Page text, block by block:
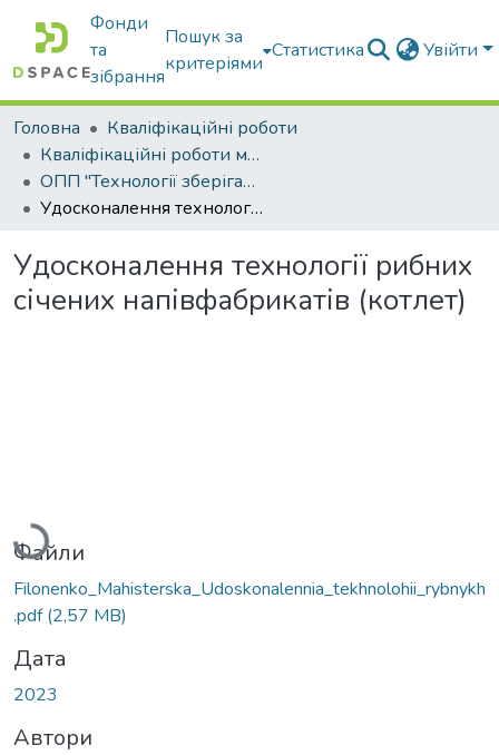
Фонди
та
зібрання
Пошук за
критеріями
Статистика Увійти
Головна
Кваліфікаційні роботи
Кваліфікаційні роботи магістрів
ОПП "Технології зберігання та переробки водних біоресурсів"
Удосконалення технології рибних січених напівфабрикатів (котлет)
Удосконалення технології рибних
січених напівфабрикатів (котлет)
Вантажиться...
Файли
Filonenko_Mahisterska_Udoskonalennia_tekhnolohii_rybnykh
.pdf(2,57 MB)
Дата
2023
Автори